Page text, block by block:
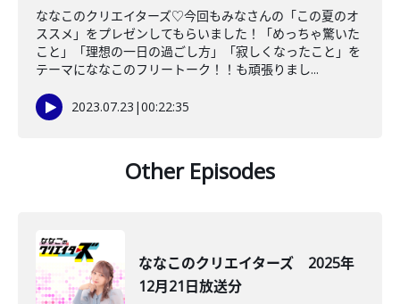
ななこのクリエイターズ♡今回もみなさんの「この夏のオ
ススメ」をプレゼンしてもらいました！「めっちゃ驚いた
こと」「理想の一日の過ごし方」「寂しくなったこと」を
テーマにななこのフリートーク！！も頑張りまし...
2023.07.23 |00:22:35
Other Episodes
ななこのクリエイターズ 2025年
12月21日放送分